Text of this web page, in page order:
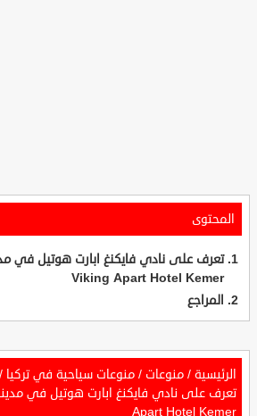
المحتوى
تعرف على نادي فايكنغ ابارت هوتيل في
Viking Apart Hotel Kemer
المراجع
الرئيسية / منوعات / منوعات سياحية في تركيا /
Apart Hotel Kemer